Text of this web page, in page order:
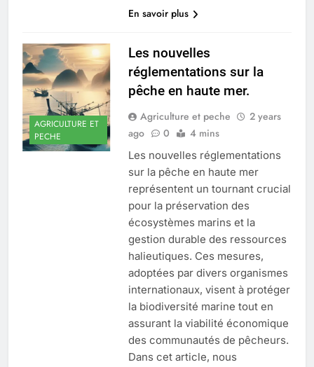
En savoir plus
AGRICULTURE ET
PECHE
Les nouvelles
réglementations sur la
pêche en haute mer.
Agriculture et peche
2 years
ago
0 4 mins
Les nouvelles réglementations
sur la pêche en haute mer
représentent un tournant crucial
pour la préservation des
écosystèmes marins et la
gestion durable des ressources
halieutiques. Ces mesures,
adoptées par divers organismes
internationaux, visent à protéger
la biodiversité marine tout en
assurant la viabilité économique
des communautés de pêcheurs.
Dans cet article, nous